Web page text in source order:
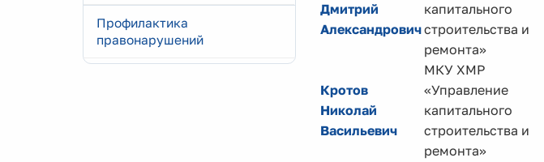
Профилактика
правонарушений
Дмитрий
Александрович
капитального
строительства и
ремонта»
Кротов
Николай
Васильевич
МКУ ХМР
«Управление
капитального
строительства и
ремонта»